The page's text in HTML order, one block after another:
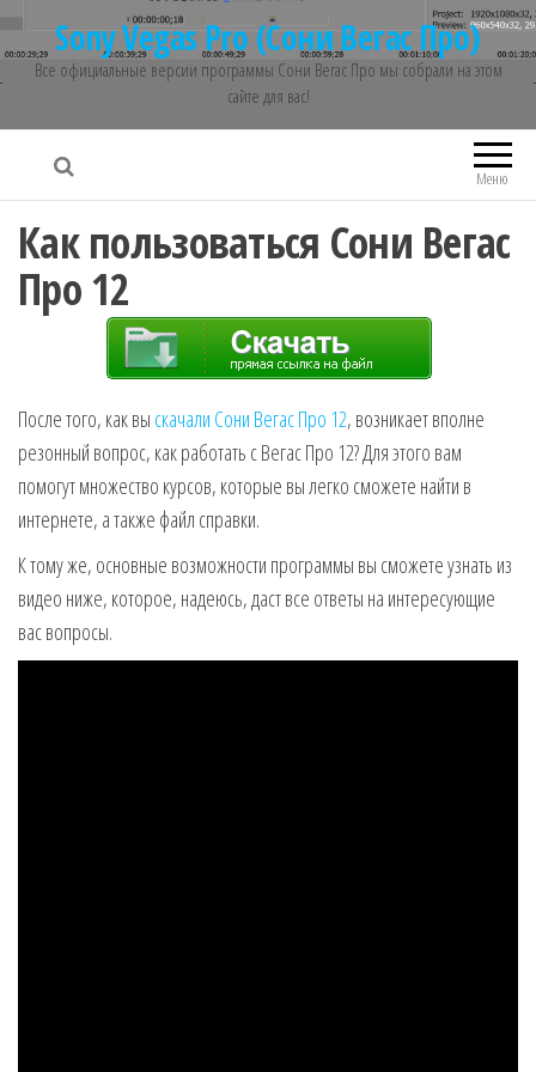
Sony Vegas Pro (Сони Вегас Про)
Все официальные версии программы Сони Вегас Про мы собрали на этом
сайте для вас!
Меню
Как пользоваться Сони Вегас
Про 12
После того, как вы скачали Сони Вегас Про 12, возникает вполне
резонный вопрос, как работать с Вегас Про 12? Для этого вам
помогут множество курсов, которые вы легко сможете найти в
интернете, а также файл справки.
К тому же, основные возможности программы вы сможете узнать из
видео ниже, которое, надеюсь, даст все ответы на интересующие
вас вопросы.